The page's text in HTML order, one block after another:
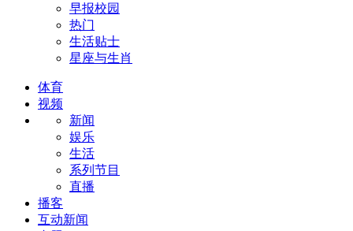
早报校园
热门
生活贴士
星座与生肖
体育
视频
新闻
娱乐
生活
系列节目
直播
播客
互动新闻